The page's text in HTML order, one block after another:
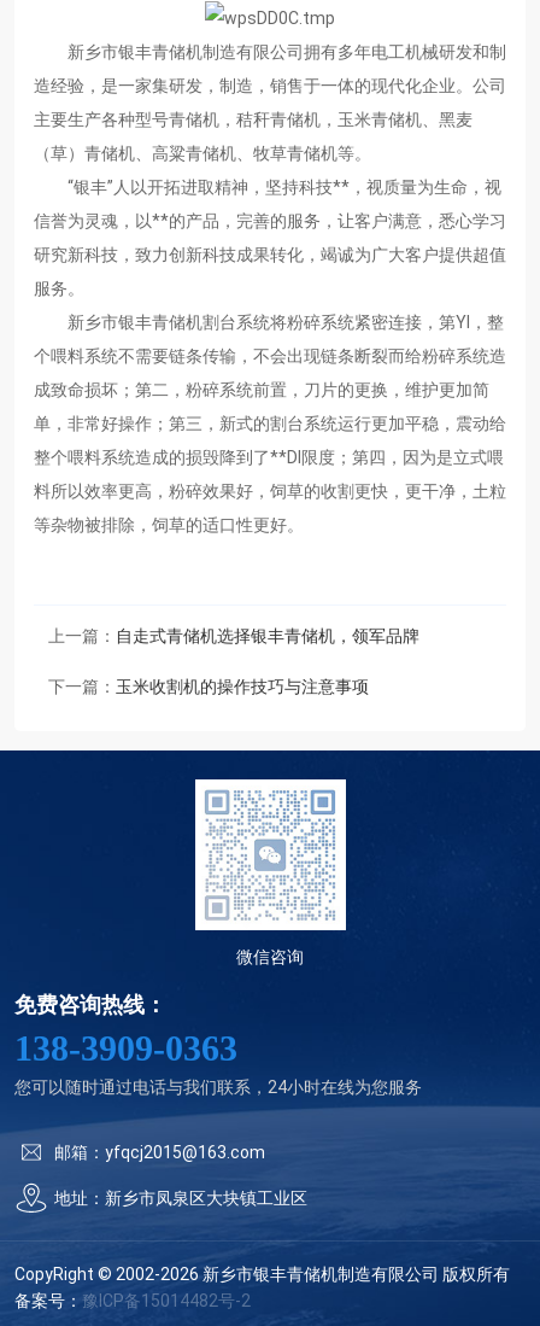
新乡市银丰青储机制造有限公司拥有多年电工机械研发和制
造经验，是一家集研发，制造，销售于一体的现代化企业。公司
主要生产各种型号青储机，秸秆青储机，玉米青储机、黑麦
（草）青储机、高粱青储机、牧草青储机等。
“银丰”人以开拓进取精神，坚持科技**，视质量为生命，视
信誉为灵魂，以**的产品，完善的服务，让客户满意，悉心学习
研究新科技，致力创新科技成果转化，竭诚为广大客户提供超值
服务。
新乡市银丰青储机割台系统将粉碎系统紧密连接，第YI，整
个喂料系统不需要链条传输，不会出现链条断裂而给粉碎系统造
成致命损坏；第二，粉碎系统前置，刀片的更换，维护更加简
单，非常好操作；第三，新式的割台系统运行更加平稳，震动给
整个喂料系统造成的损毁降到了**DI限度；第四，因为是立式喂
料所以效率更高，粉碎效果好，饲草的收割更快，更干净，土粒
等杂物被排除，饲草的适口性更好。
上一篇： 自走式青储机选择银丰青储机，领军品牌
下一篇： 玉米收割机的操作技巧与注意事项
微信咨询
免费咨询热线：
138-3909-0363
您可以随时通过电话与我们联系，24小时在线为您服务
邮箱：yfqcj2015@163.com
地址：新乡市凤泉区大块镇工业区
CopyRight © 2002-2026 新乡市银丰青储机制造有限公司 版权所有
备案号： 豫ICP备15014482号-2